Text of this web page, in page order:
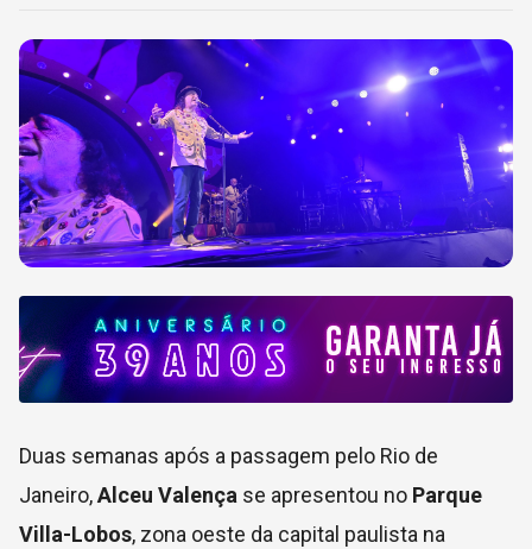
Duas semanas após a passagem pelo Rio de
Janeiro,Alceu Valença se apresentou no Parque
Villa-Lobos, zona oeste da capital paulista na